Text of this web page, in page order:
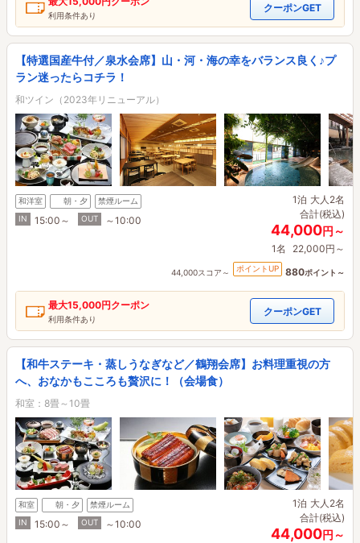
利用条件あり
クーポンGET
【特選国産牛付／泉水会席】山・河・海の幸をバランス良く♪プ
ラン迷ったらコチラ！
和ツイン（2023年リニューアル）
和洋室 朝・夕
禁煙ルーム
IN
15:00～ OUT ～10:00
1泊 大人2名
合計(税込)
44,000円～
1名 22,000円～
44,000スコア～ ポイントUP 880ポイント～
最大15,000円クーポン
利用条件あり
クーポンGET
【和牛ステーキ・蒸しうなぎなど／鶴翔会席】お料理重視の方
へ、おなかもこころも贅沢に！（会場食）
和室：8畳～10畳
和室 朝・夕
禁煙ルーム
IN
15:00～ OUT ～10:00
1泊 大人2名
合計(税込)
44,000円～